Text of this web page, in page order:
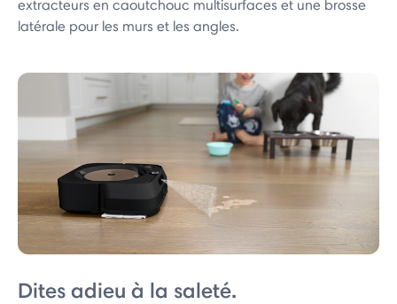
extracteurs en caoutchouc multisurfaces et une brosse
latérale pour les murs et les angles.
Dites adieu à la saleté.